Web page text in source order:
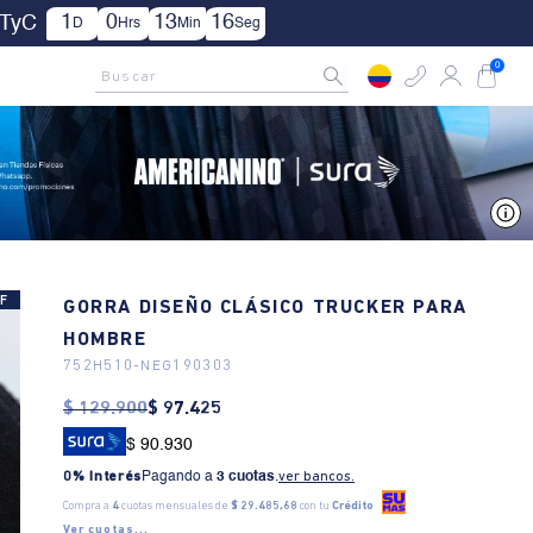
0Hrs 13Min 13Seg
Rastrea tu pedido aquí
Buscar 0
GORRA DISEÑO CLÁSICO TRUCKER PARA
HOMBRE
752H510- NEG190303
$ 129.900$ 97.425
$ 90.930
0% Interés Pagando a3 cuotas.ver bancos.
Compra a 4cuotas mensuales de $ 29.485,68 con tuCrédito